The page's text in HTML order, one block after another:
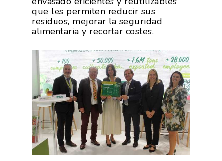
que les permiten reducir sus
residuos, mejorar la seguridad
alimentaria y recortar costes.